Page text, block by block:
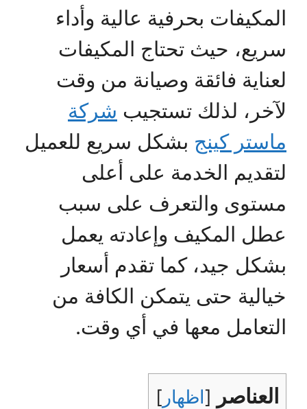
المكيفات بحرفية عالية وأداء
سريع، حيث تحتاج المكيفات
لعناية فائقة وصيانة من وقت
لآخر، لذلك تستجيب شركة
ماستر كينج بشكل سريع للعميل
لتقديم الخدمة على أعلى
مستوى والتعرف على سبب
عطل المكيف وإعادته يعمل
بشكل جيد، كما تقدم أسعار
خيالية حتى يتمكن الكافة من
التعامل معها في أي وقت.
العناصر [اظهار ]